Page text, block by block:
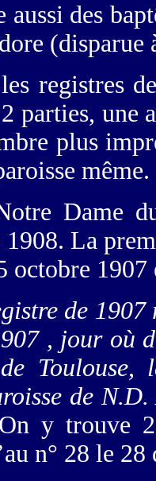
aussi des
(disparue
registres
parties, une
plus
même.
Dame
1908. La
octobre 1907
de 1907
, jour où
de
y trouve
n° 28 le